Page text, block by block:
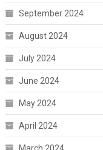
September 2024
August 2024
July 2024
June 2024
May 2024
April 2024